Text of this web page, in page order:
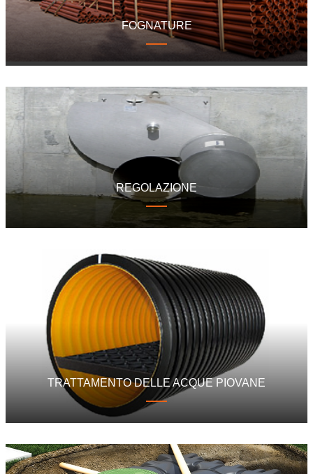
FOGNATURE
REGOLAZIONE
TRATTAMENTO DELLE ACQUE PIOVANE